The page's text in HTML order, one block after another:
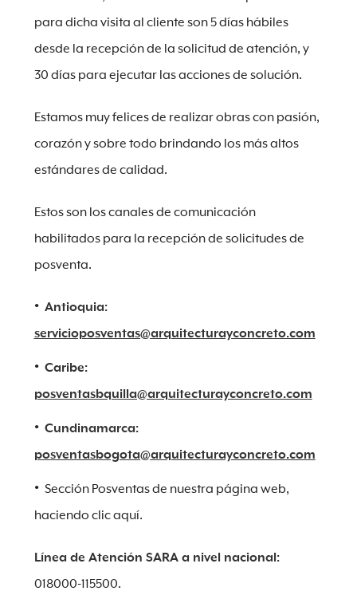
para dicha visita al cliente son 5 días hábiles
desde la recepción de la solicitud de atención, y
30 días para ejecutar las acciones de solución.
Estamos muy felices de realizar obras con pasión,
corazón y sobre todo brindando los más altos
estándares de calidad.
Estos son los canales de comunicación
habilitados para la recepción de solicitudes de
posventa.
Antioquia:
servicioposventas@arquitecturayconcreto.com
Caribe:
posventasbquilla@arquitecturayconcreto.com
Cundinamarca:
posventasbogota@arquitecturayconcreto.com
Sección Posventas de nuestra página web,
haciendo clic aquí.
Línea de Atención SARA a nivel nacional:
018000-115500.